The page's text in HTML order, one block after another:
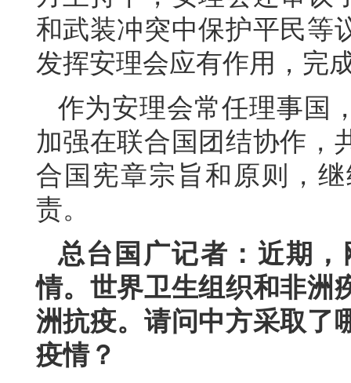
和武装冲突中保护平民等
发挥安理会应有作用，完
作为安理会常任理事国
加强在联合国团结协作，
合国宪章宗旨和原则，
责。
总台国广记者：近期
情。世界卫生组织和非洲
洲抗疫。请问中方采取了
疫情？